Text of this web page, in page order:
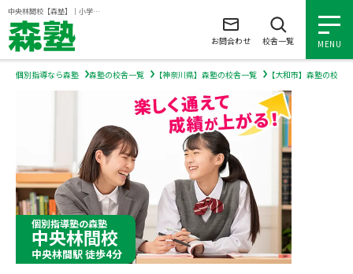
中央林間校【森塾】｜小学生・中学生・高校生の個別指導塾・学習塾
MENU
小学生の個別指導
中学生の個別指導
高校生の個別指導
森塾を知る
お問合わせ 校舎一覧
個別指導なら森塾 森塾の校舎一覧 【神奈川県】森塾の校舎一覧 【大和市】森塾の校舎
個別指導塾の森塾
中央林間校
中央林間駅 徒歩4分